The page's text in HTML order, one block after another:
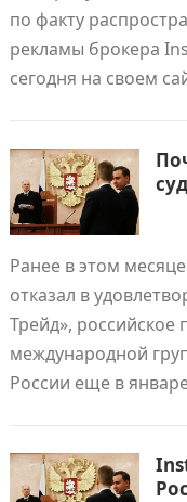
по факту
рекламы брокера
сегодня на своем
Ранее в этом
отказал в
Трейд», российское
международной
России еще в